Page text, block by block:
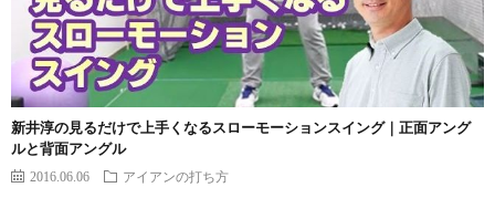
新井淳の見るだけで上手くなるスローモーションスイング｜正面アング
ルと背面アングル
2016.06.06 アイアンの打ち方